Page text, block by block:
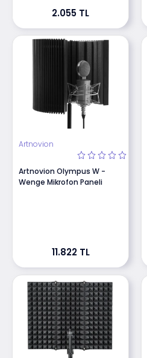
2.055 TL
Artnovion
Artnovion Olympus W -
Wenge Mikrofon Paneli
11.822 TL